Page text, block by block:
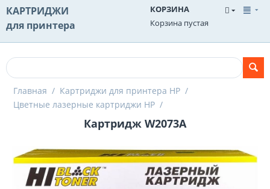
КАРТРИДЖИ
для принтера
КОРЗИНА
Корзина пустая
Главная / Картриджи для принтера HP /
Цветные лазерные картриджи HP /
Картридж W2073A